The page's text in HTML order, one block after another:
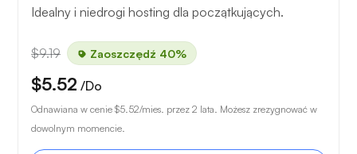
Idealny i niedrogi hosting dla początkujących.
$9.19 Zaoszczędź 40%
$5.52 /Do
Odnawiana w cenie $5.52/mies. przez 2 lata. Możesz zrezygnować w
dowolnym momencie.